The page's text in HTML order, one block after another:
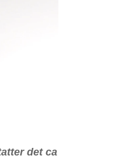
det ca